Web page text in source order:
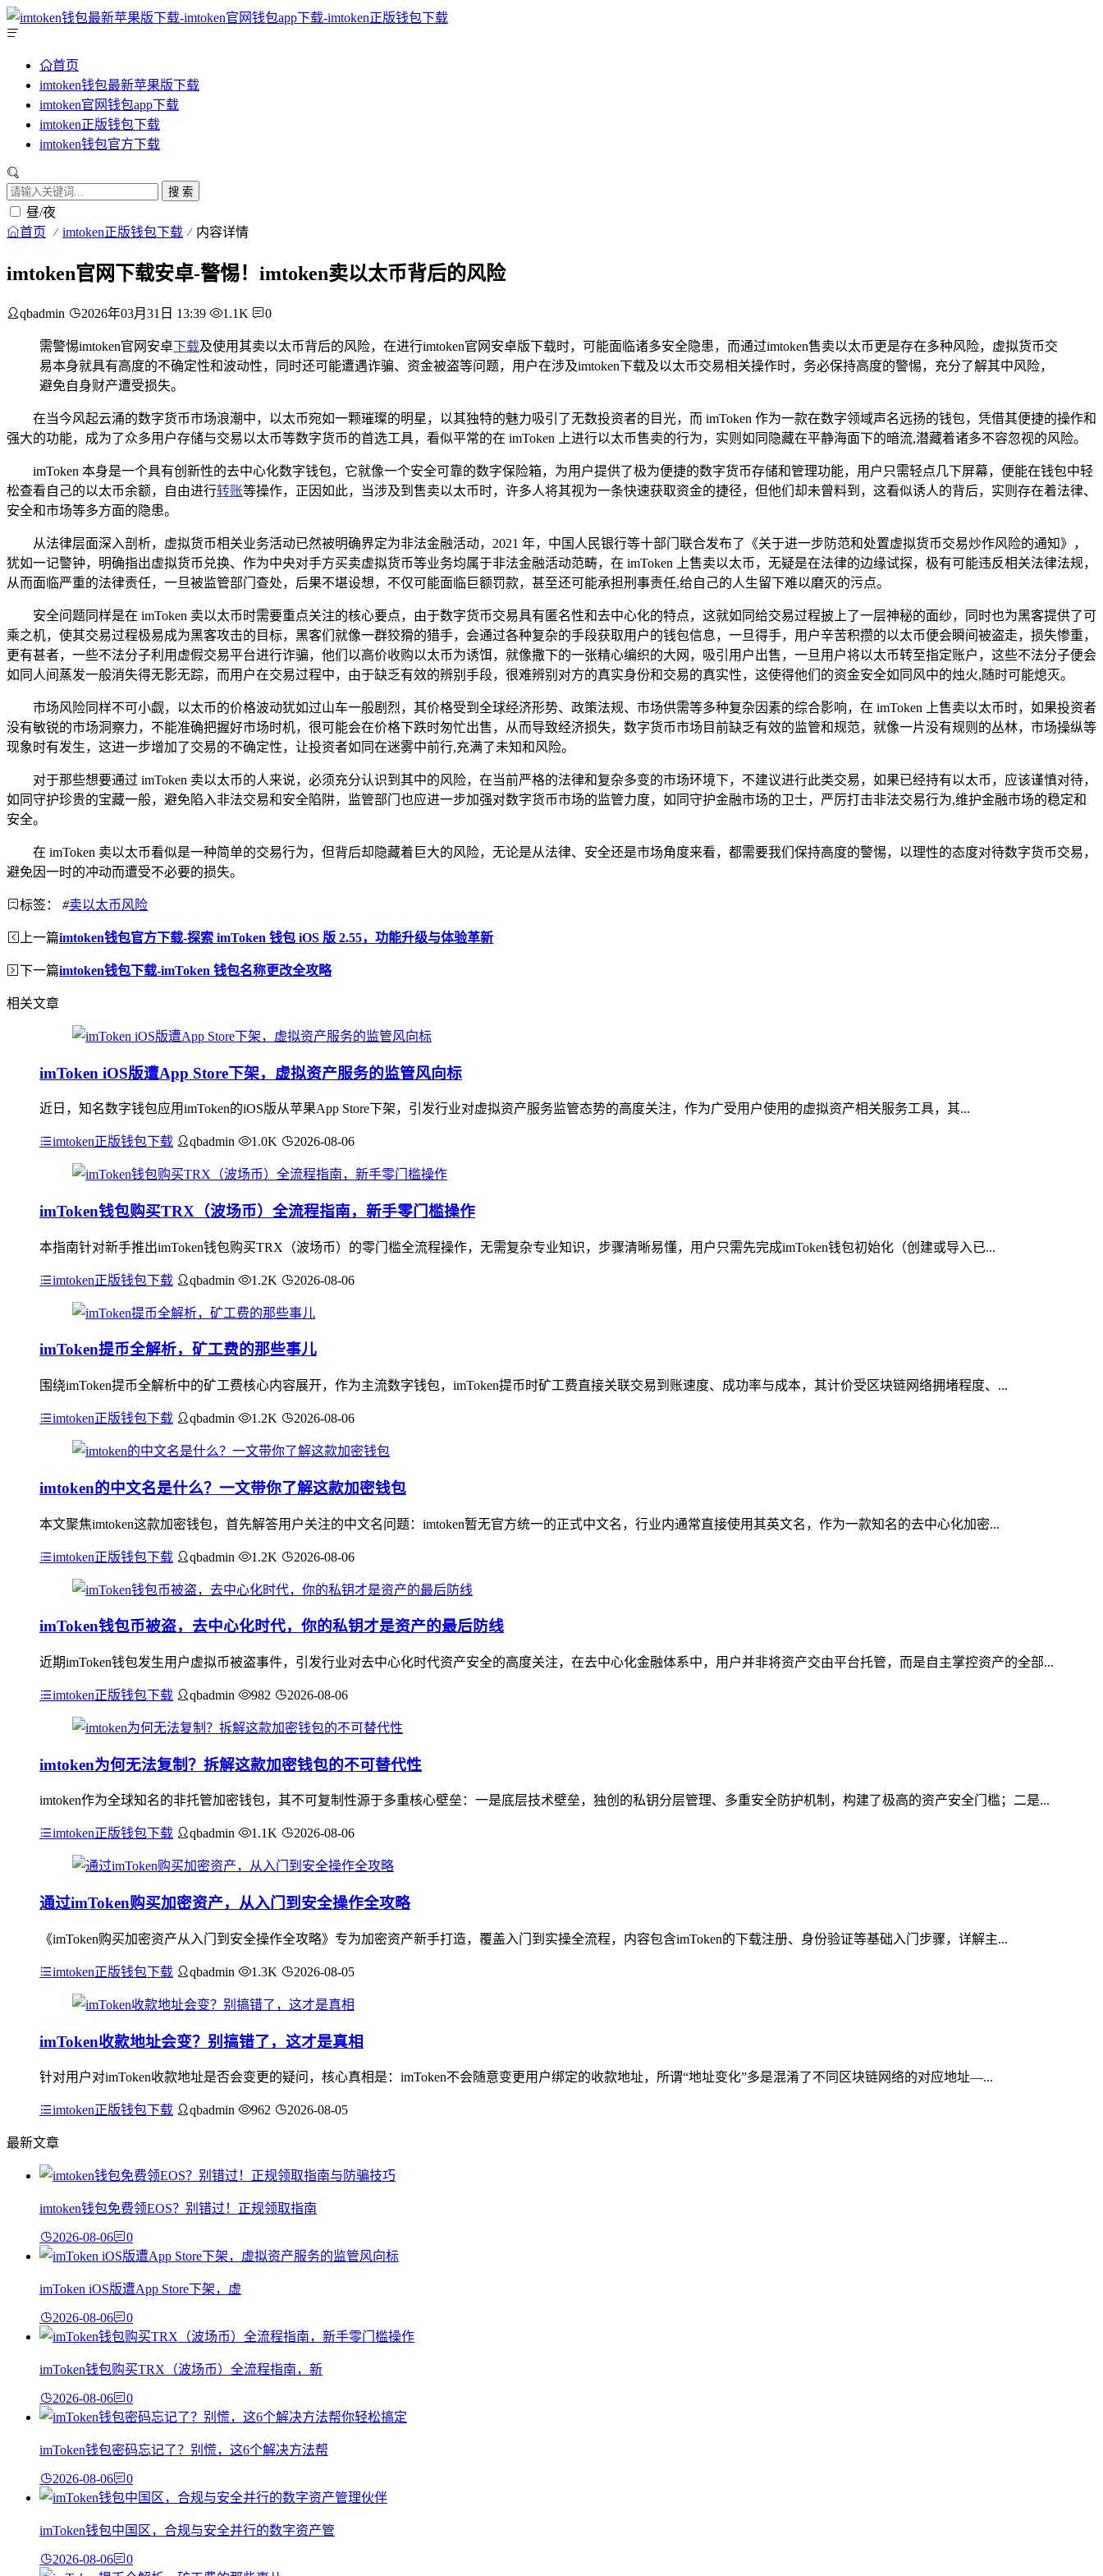
首页
imtoken钱包最新苹果版下载
imtoken官网钱包app下载
imtoken正版钱包下载
imtoken钱包官方下载
搜 索
昼/夜
首页 imtoken正版钱包下载 内容详情
imtoken官网下载安卓-警惕！imtoken卖以太币背后的风险
qbadmin 2026年03月31日 13:39 1.1K 0
需警惕imtoken官网安卓下载及使用其卖以太币背后的风险，在进行imtoken官网安卓版下载时，可能面临诸多安全隐患，而通过imtoken售卖以太币更是存在多种风险，虚拟货币交
易本身就具有高度的不确定性和波动性，同时还可能遭遇诈骗、资金被盗等问题，用户在涉及imtoken下载及以太币交易相关操作时，务必保持高度的警惕，充分了解其中风险，
避免自身财产遭受损失。
在当今风起云涌的数字货币市场浪潮中，以太币宛如一颗璀璨的明星，以其独特的魅力吸引了无数投资者的目光，而 imToken 作为一款在数字领域声名远扬的钱包，凭借其便捷的操作和
强大的功能，成为了众多用户存储与交易以太币等数字货币的首选工具，看似平常的在 imToken 上进行以太币售卖的行为，实则如同隐藏在平静海面下的暗流,潜藏着诸多不容忽视的风险。
imToken 本身是一个具有创新性的去中心化数字钱包，它就像一个安全可靠的数字保险箱，为用户提供了极为便捷的数字货币存储和管理功能，用户只需轻点几下屏幕，便能在钱包中轻
松查看自己的以太币余额，自由进行转账等操作，正因如此，当涉及到售卖以太币时，许多人将其视为一条快速获取资金的捷径，但他们却未曾料到，这看似诱人的背后，实则存在着法律、
安全和市场等多方面的隐患。
从法律层面深入剖析，虚拟货币相关业务活动已然被明确界定为非法金融活动，2021 年，中国人民银行等十部门联合发布了《关于进一步防范和处置虚拟货币交易炒作风险的通知》，
犹如一记警钟，明确指出虚拟货币兑换、作为中央对手方买卖虚拟货币等业务均属于非法金融活动范畴，在 imToken 上售卖以太币，无疑是在法律的边缘试探，极有可能违反相关法律法规，
从而面临严重的法律责任，一旦被监管部门查处，后果不堪设想，不仅可能面临巨额罚款，甚至还可能承担刑事责任,给自己的人生留下难以磨灭的污点。
安全问题同样是在 imToken 卖以太币时需要重点关注的核心要点，由于数字货币交易具有匿名性和去中心化的特点，这就如同给交易过程披上了一层神秘的面纱，同时也为黑客提供了可
乘之机，使其交易过程极易成为黑客攻击的目标，黑客们就像一群狡猾的猎手，会通过各种复杂的手段获取用户的钱包信息，一旦得手，用户辛苦积攒的以太币便会瞬间被盗走，损失惨重，
更有甚者，一些不法分子利用虚假交易平台进行诈骗，他们以高价收购以太币为诱饵，就像撒下的一张精心编织的大网，吸引用户出售，一旦用户将以太币转至指定账户，这些不法分子便会
如同人间蒸发一般消失得无影无踪，而用户在交易过程中，由于缺乏有效的辨别手段，很难辨别对方的真实身份和交易的真实性，这使得他们的资金安全如同风中的烛火,随时可能熄灭。
市场风险同样不可小觑，以太币的价格波动犹如过山车一般剧烈，其价格受到全球经济形势、政策法规、市场供需等多种复杂因素的综合影响，在 imToken 上售卖以太币时，如果投资者
没有敏锐的市场洞察力，不能准确把握好市场时机，很可能会在价格下跌时匆忙出售，从而导致经济损失，数字货币市场目前缺乏有效的监管和规范，就像一片没有规则的丛林，市场操纵等
现象时有发生，这进一步增加了交易的不确定性，让投资者如同在迷雾中前行,充满了未知和风险。
对于那些想要通过 imToken 卖以太币的人来说，必须充分认识到其中的风险，在当前严格的法律和复杂多变的市场环境下，不建议进行此类交易，如果已经持有以太币，应该谨慎对待，
如同守护珍贵的宝藏一般，避免陷入非法交易和安全陷阱，监管部门也应进一步加强对数字货币市场的监管力度，如同守护金融市场的卫士，严厉打击非法交易行为,维护金融市场的稳定和
安全。
在 imToken 卖以太币看似是一种简单的交易行为，但背后却隐藏着巨大的风险，无论是从法律、安全还是市场角度来看，都需要我们保持高度的警惕，以理性的态度对待数字货币交易，
避免因一时的冲动而遭受不必要的损失。
标签： #卖以太币风险
上一篇imtoken钱包官方下载-探索 imToken 钱包 iOS 版 2.55，功能升级与体验革新
下一篇imtoken钱包下载-imToken 钱包名称更改全攻略
相关文章
imToken iOS版遭App Store下架，虚拟资产服务的监管风向标
近日，知名数字钱包应用imToken的iOS版从苹果App Store下架，引发行业对虚拟资产服务监管态势的高度关注，作为广受用户使用的虚拟资产相关服务工具，其...
imtoken正版钱包下载 qbadmin 1.0K 2026-08-06
imToken钱包购买TRX（波场币）全流程指南，新手零门槛操作
本指南针对新手推出imToken钱包购买TRX（波场币）的零门槛全流程操作，无需复杂专业知识，步骤清晰易懂，用户只需先完成imToken钱包初始化（创建或导入已...
imtoken正版钱包下载 qbadmin 1.2K 2026-08-06
imToken提币全解析，矿工费的那些事儿
围绕imToken提币全解析中的矿工费核心内容展开，作为主流数字钱包，imToken提币时矿工费直接关联交易到账速度、成功率与成本，其计价受区块链网络拥堵程度、...
imtoken正版钱包下载 qbadmin 1.2K 2026-08-06
imtoken的中文名是什么？一文带你了解这款加密钱包
本文聚焦imtoken这款加密钱包，首先解答用户关注的中文名问题：imtoken暂无官方统一的正式中文名，行业内通常直接使用其英文名，作为一款知名的去中心化加密...
imtoken正版钱包下载 qbadmin 1.2K 2026-08-06
imToken钱包币被盗，去中心化时代，你的私钥才是资产的最后防线
近期imToken钱包发生用户虚拟币被盗事件，引发行业对去中心化时代资产安全的高度关注，在去中心化金融体系中，用户并非将资产交由平台托管，而是自主掌控资产的全部...
imtoken正版钱包下载 qbadmin 982 2026-08-06
imtoken为何无法复制？拆解这款加密钱包的不可替代性
imtoken作为全球知名的非托管加密钱包，其不可复制性源于多重核心壁垒：一是底层技术壁垒，独创的私钥分层管理、多重安全防护机制，构建了极高的资产安全门槛；二是...
imtoken正版钱包下载 qbadmin 1.1K 2026-08-06
通过imToken购买加密资产，从入门到安全操作全攻略
《imToken购买加密资产从入门到安全操作全攻略》专为加密资产新手打造，覆盖入门到实操全流程，内容包含imToken的下载注册、身份验证等基础入门步骤，详解主...
imtoken正版钱包下载 qbadmin 1.3K 2026-08-05
imToken收款地址会变？别搞错了，这才是真相
针对用户对imToken收款地址是否会变更的疑问，核心真相是：imToken不会随意变更用户绑定的收款地址，所谓“地址变化”多是混淆了不同区块链网络的对应地址—...
imtoken正版钱包下载 qbadmin 962 2026-08-05
最新文章
imtoken钱包免费领EOS？别错过！正规领取指南
2026-08-06 0
imToken iOS版遭App Store下架，虚
2026-08-06 0
imToken钱包购买TRX（波场币）全流程指南，新
2026-08-06 0
imToken钱包密码忘记了？别慌，这6个解决方法帮
2026-08-06 0
imToken钱包中国区，合规与安全并行的数字资产管
2026-08-06 0